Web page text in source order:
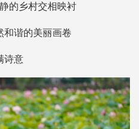
的乡村交相映衬
和谐的美丽画卷
诗意